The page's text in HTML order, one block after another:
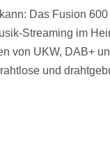
Das Fusion
Streaming im
von UKW, DAB+
und